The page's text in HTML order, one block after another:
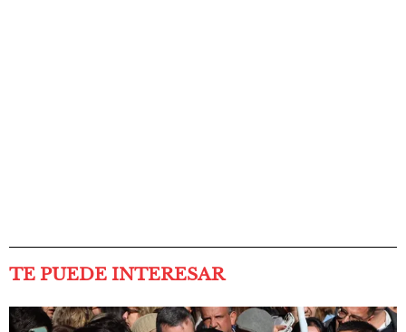
TE PUEDE INTERESAR